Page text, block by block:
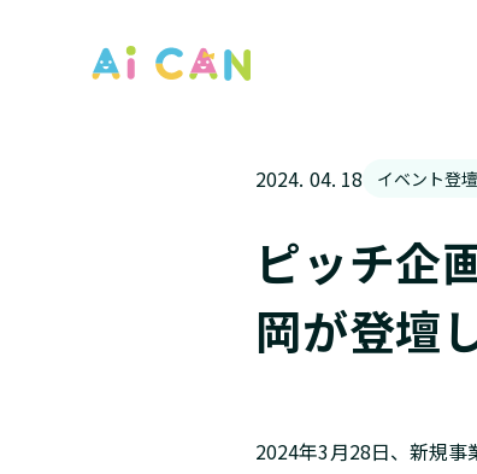
2024. 04. 18 イベント登壇
ピッチ
岡が登壇
2024年3月28日、新規